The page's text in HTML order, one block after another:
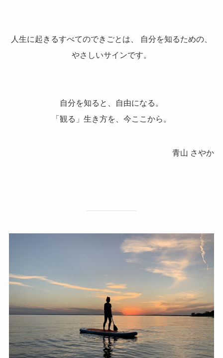
人生に起きるすべてのできごとは、 自分を知るための、
やさしいサインです。
自分を知ると、自由になる。
「観る」生き方を、今ここから。
青山 さやか